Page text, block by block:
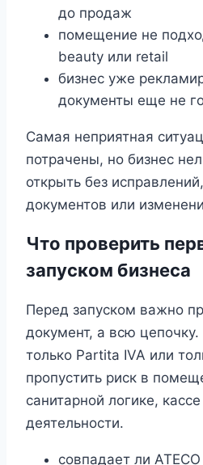
до продаж
помещение не
beauty или retail
бизнес уже
документы еще не
Самая неприятная
потрачены, но бизнес
открыть без
документов или
Что проверить
запуском бизнеса
Перед запуском важно
документ, а всю цепочку.
только Partita IVA или
пропустить риск в
санитарной логике,
деятельности.
совпадает ли